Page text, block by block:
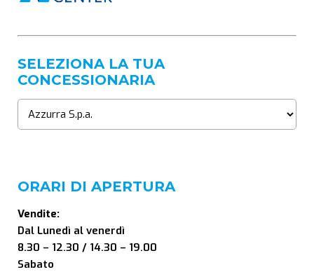
SELEZIONA LA TUA
CONCESSIONARIA
ORARI DI APERTURA
Vendite:
Dal Lunedì al venerdì
8.30 – 12.30 / 14.30 – 19.00
Sabato